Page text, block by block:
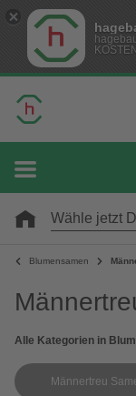
Wähle jetzt
Blumensamen
Alle Kategorien in
Männertreu